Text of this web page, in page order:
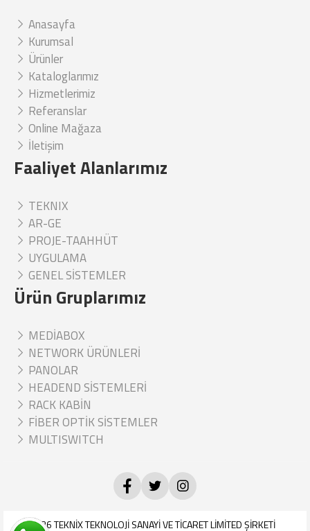
Anasayfa
Kurumsal
Ürünler
Kataloglarımız
Hizmetlerimiz
Referanslar
Online Mağaza
İletişim
Faaliyet Alanlarımız
TEKNIX
AR-GE
PROJE-TAAHHÜT
UYGULAMA
GENEL SİSTEMLER
Ürün Gruplarımız
MEDİABOX
NETWORK ÜRÜNLERİ
PANOLAR
HEADEND SİSTEMLERİ
RACK KABİN
FİBER OPTİK SİSTEMLER
MULTISWITCH
© 2026TEKNİX TEKNOLOJİ SANAYİ VE TİCARET LİMİTED ŞİRKETİ